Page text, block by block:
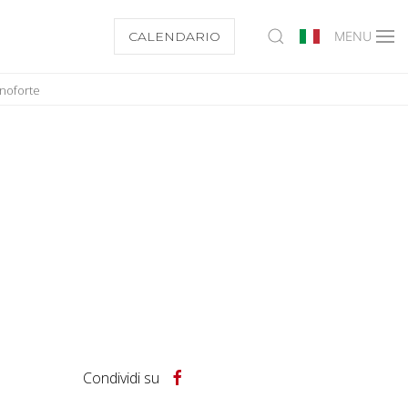
CALENDARIO MENU
Condividi su